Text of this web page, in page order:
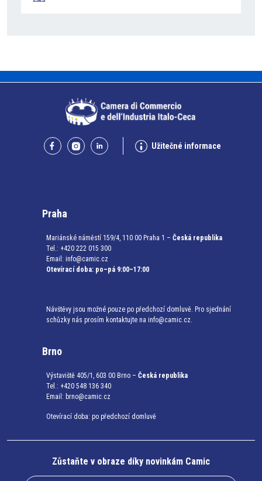
Užitečné informace
Praha
Mariánské náměstí 159/4, 110 00 Praha 1 – Česká republika
Tel.: +420 222 015 300
Email: info@camic.cz
Otevírací doba: po–pá 9:00–17:00
Návštěvy jsou možné pouze po předchozí domluvě. Pro sjednání
schůzky nás prosím kontaktujte na info@camic.cz.
Brno
Výstaviště 405/1, 603 00 Brno – Česká republika
Tel.: +420 548 136 340
Email: brno@camic.cz
Otevírací doba: po předchozí domluvě
Zůstaňte v obraze díky novinkám Camic